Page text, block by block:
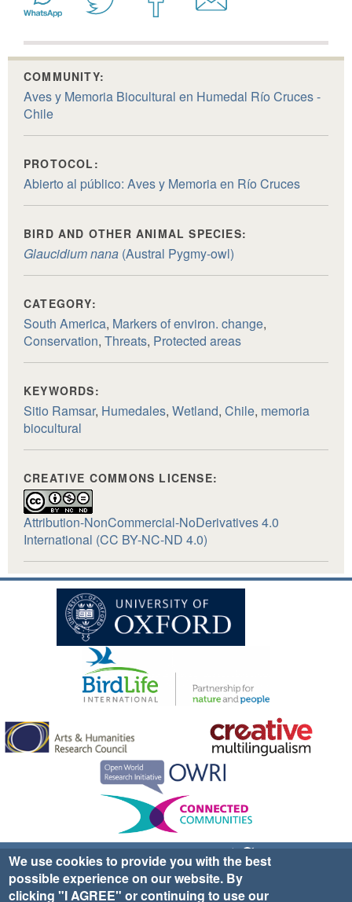
COMMUNITY:
Aves y Memoria Biocultural en Humedal Río Cruces -
Chile
PROTOCOL:
Abierto al público: Aves y Memoria en Río Cruces
BIRD AND OTHER ANIMAL SPECIES:
Glaucidium nana (Austral Pygmy-owl)
CATEGORY:
South America, Markers of environ. change,
Conservation, Threats, Protected areas
KEYWORDS:
Sitio Ramsar, Humedales, Wetland, Chile, memoria
biocultural
CREATIVE COMMONS LICENSE:
Attribution-NonCommercial-NoDerivatives 4.0
International (CC BY-NC-ND 4.0)
Sign up for EWA news & updates
Contact Us
website ©2025 Ethno-ornithology World Atlas |
We use cookies to provide you with the best
possible experience on our website. By
clicking "I AGREE" or continuing to use our